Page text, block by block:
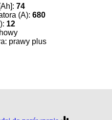
74
(A): 680
12
prawy plus